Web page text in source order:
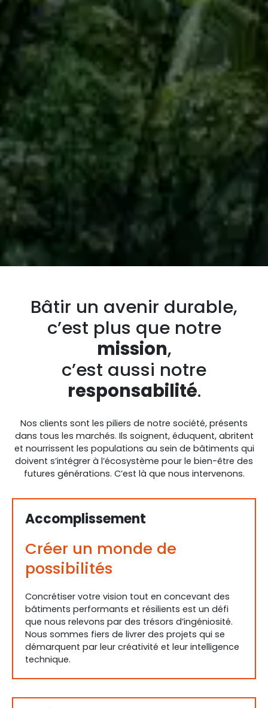
Bâtir un avenir durable,
c’est plus que notre
mission,
c’est aussi notre
responsabilité.
Nos clients sont les piliers de notre société, présents
dans tous les marchés. Ils soignent, éduquent, abritent
et nourrissent les populations au sein de bâtiments qui
doivent s’intégrer à l’écosystème pour le bien-être des
futures générations. C’est là que nous intervenons.
Accomplissement
Créer un monde de
possibilités
Concrétiser votre vision tout en concevant des
bâtiments performants et résilients est un défi
que nous relevons par des trésors d’ingéniosité.
Nous sommes fiers de livrer des projets qui se
démarquent par leur créativité et leur intelligence
technique.